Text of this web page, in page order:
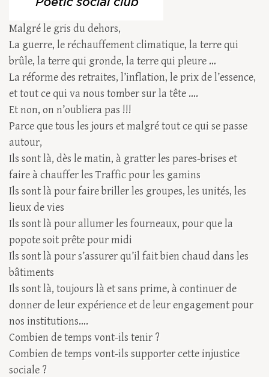
Malgré le gris du dehors,
La guerre, le réchauffement climatique, la terre qui
brûle, la terre qui gronde, la terre qui pleure …
La réforme des retraites, l’inflation, le prix de l’essence,
et tout ce qui va nous tomber sur la tête ….
Et non, on n’oubliera pas !!!
Parce que tous les jours et malgré tout ce qui se passe
autour,
Ils sont là, dès le matin, à gratter les pares-brises et
faire à chauffer les Traffic pour les gamins
Ils sont là pour faire briller les groupes, les unités, les
lieux de vies
Ils sont là pour allumer les fourneaux, pour que la
popote soit prête pour midi
Ils sont là pour s’assurer qu’il fait bien chaud dans les
bâtiments
Ils sont là, toujours là et sans prime, à continuer de
donner de leur expérience et de leur engagement pour
nos institutions….
Combien de temps vont-ils tenir ?
Combien de temps vont-ils supporter cette injustice
sociale ?